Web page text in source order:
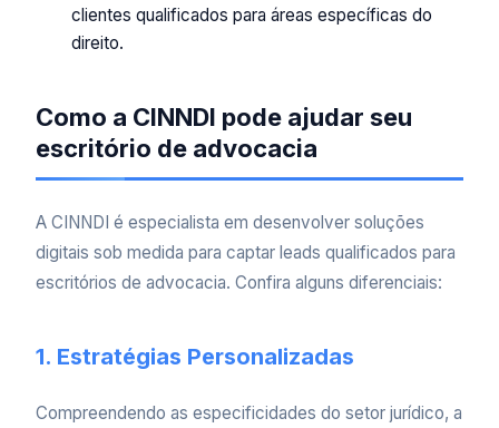
clientes qualificados para áreas específicas do
direito.
Como a CINNDI pode ajudar seu
escritório de advocacia
A CINNDI é especialista em desenvolver soluções
digitais sob medida para captar leads qualificados para
escritórios de advocacia. Confira alguns diferenciais:
1. Estratégias Personalizadas
Compreendendo as especificidades do setor jurídico, a